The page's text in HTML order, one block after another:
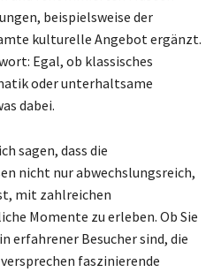
beispielsweise der
kulturelle Angebot ergänzt.
Egal, ob klassisches
oder unterhaltsame
dabei.
sagen, dass die
nicht nur abwechslungsreich,
mit zahlreichen
Momente zu erleben. Ob Sie
erfahrener Besucher sind, die
faszinierende